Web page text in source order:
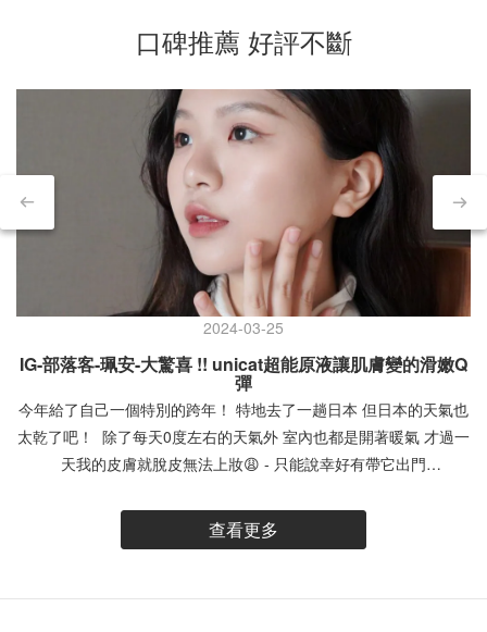
口碑推薦 好評不斷
2024-03-25
IG-部落客-珮安-大驚喜 !! unicat超能原液讓肌膚變的滑嫩Q
彈
今年給了自己一個特別的跨年！ 特地去了一趟日本 但日本的天氣也
太乾了吧！ 除了每天0度左右的天氣外 室內也都是開著暖氣 才過一
天我的皮膚就脫皮無法上妝😩 - 只能說幸好有帶它出門
似濃稠但卻不黏膩 推開就吸收 保濕力很夠 天氣再乾也不怕 讓我快
查看更多